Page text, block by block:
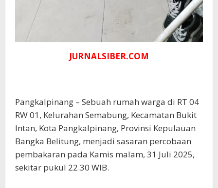
JURNALSIBER.COM
Pangkalpinang – Sebuah rumah warga di RT 04
RW 01, Kelurahan Semabung, Kecamatan Bukit
Intan, Kota Pangkalpinang, Provinsi Kepulauan
Bangka Belitung, menjadi sasaran percobaan
pembakaran pada Kamis malam, 31 Juli 2025,
sekitar pukul 22.30 WIB.